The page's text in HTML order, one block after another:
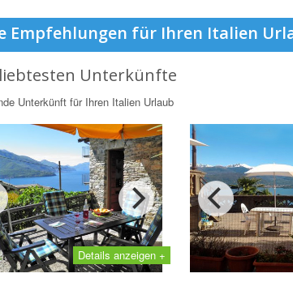
Empfehlungen für Ihren Italien
Unterkünfte
Unterkünft für Ihren Italien Urlaub
Details anzeigen +